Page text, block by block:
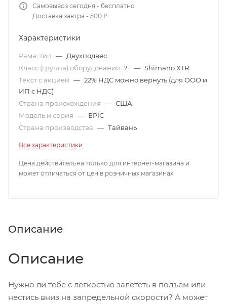
Самовывоз сегодня - бесплатно
Доставка завтра - 500 ₽
Характеристики
Рама: тип — Двухподвес
Класс (группа) оборудования
? — Shimano XTR
Текст с акцией — 22% НДС можно вернуть (для ООО и
ИП с НДС)
Страна происхождения — США
Модель и серия — EPIC
Страна производства — Тайвань
Все характеристики
Цена действительна только для интернет-магазина и
может отличаться от цен в розничных магазинах
Описание
Описание
Нужно ли тебе с лёгкостью залететь в подъём или
нестись вниз на запредельной скорости? А может